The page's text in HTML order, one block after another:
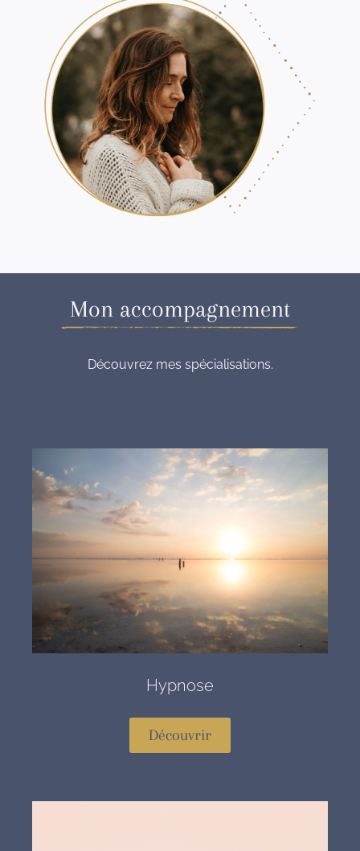
Mon accompagnement
Découvrez mes spécialisations.
Hypnose
Découvrir